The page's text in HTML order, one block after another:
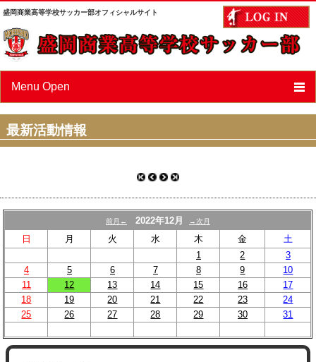
盛岡商業高等学校サッカー部オフィシャルサイト
Menu Open
ニュース
スケジュール
OBページ
あすなろ会（父母会）
リンク
最新活動情報
前月← 2022年12月 →次月
日 月 火 水 木 金
土
1
2
3
4
5 6 7 8 9
10
11
12 13 14 15 16
17
18
19 20 21 22 23
24
25
26 27 28 29 30 31